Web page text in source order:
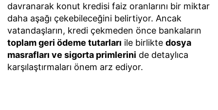
davranarak konut kredisi faiz oranlarını bir miktar
daha aşağı çekebileceğini belirtiyor. Ancak
vatandaşların, kredi çekmeden önce bankaların
toplam geri ödeme tutarları ile birlikte dosya
masrafları ve sigorta primlerini de detaylıca
karşılaştırmaları önem arz ediyor.